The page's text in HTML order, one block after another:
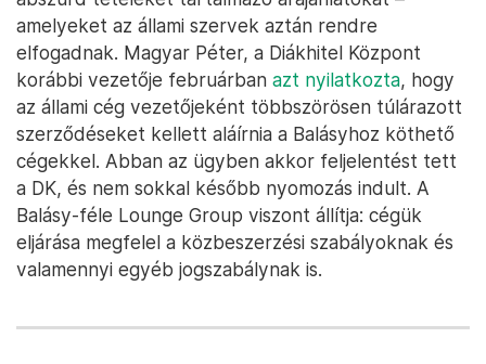
amelyeket az állami szervek aztán rendre
elfogadnak. Magyar Péter, a Diákhitel Központ
korábbi vezetője februárban azt nyilatkozta, hogy
az állami cég vezetőjeként többszörösen túlárazott
szerződéseket kellett aláírnia a Balásyhoz köthető
cégekkel. Abban az ügyben akkor feljelentést tett
a DK, és nem sokkal később nyomozás indult. A
Balásy-féle Lounge Group viszont állítja: cégük
eljárása megfelel a közbeszerzési szabályoknak és
valamennyi egyéb jogszabálynak is.